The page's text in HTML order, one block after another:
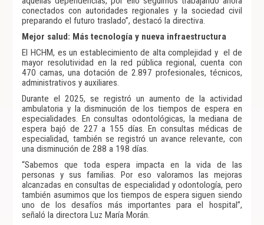
conectados con autoridades regionales y la sociedad civil
preparando el futuro traslado”, destacó la directiva.
Mejor salud: Más tecnología y nueva infraestructura
El HCHM, es un establecimiento de alta complejidad y el de
mayor resolutividad en la red pública regional, cuenta con
470 camas, una dotación de 2.897 profesionales, técnicos,
administrativos y auxiliares.
Durante el 2025, se registró un aumento de la actividad
ambulatoria y la disminución de los tiempos de espera en
especialidades. En consultas odontológicas, la mediana de
espera bajó de 227 a 155 días. En consultas médicas de
especialidad, también se registró un avance relevante, con
una disminución de 288 a 198 días.
“Sabemos que toda espera impacta en la vida de las
personas y sus familias. Por eso valoramos las mejoras
alcanzadas en consultas de especialidad y odontología, pero
también asumimos que los tiempos de espera siguen siendo
uno de los desafíos más importantes para el hospital”,
señaló la directora Luz María Morán.